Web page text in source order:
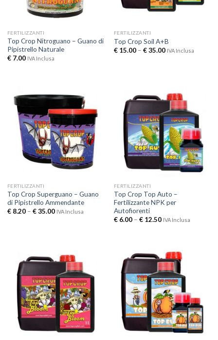
FERTILIZZANTI
Top Crop Nitroguano – Guano di
Pipistrello Naturale
€7.00 IVA Inclusa
FERTILIZZANTI
Top Crop Soil A+B
€15.00– €35.00 IVA Inclusa
FERTILIZZANTI
Top Crop Superguano – Guano
di Pipistrello Ammendante
€8.20– €35.00 IVA Inclusa
FERTILIZZANTI
Top Crop Top Auto –
Fertilizzante NPK per
Autofiorenti
€6.00– €12.50 IVA Inclusa